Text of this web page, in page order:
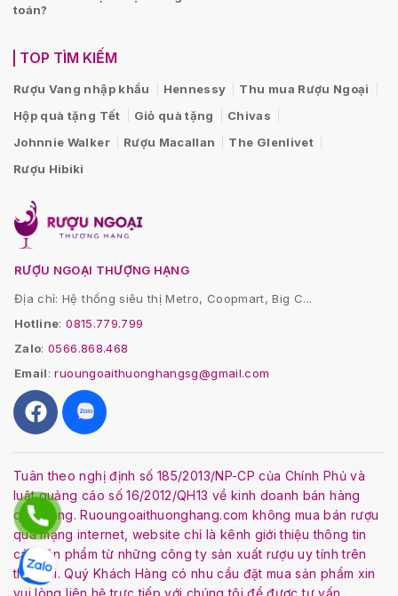
toán?
TOP TÌM KIẾM
Rượu Vang nhập khẩu Hennessy
Thu mua Rượu Ngoại
Hộp quà tặng Tết
Giỏ quà tặng
Chivas
Johnnie Walker
Rượu Macallan
The Glenlivet
Rượu Hibiki
RƯỢU NGOẠI THƯỢNG HẠNG
Địa chỉ: Hệ thống siêu thị Metro, Coopmart, Big C...
Hotline:0815.779.799
Zalo:0566.868.468
Email:ruoungoaithuonghangsg@gmail.com
Tuân theo nghị định số 185/2013/NP-CP của Chính Phủ và
luật quảng cáo số 16/2012/QH13 về kinh doanh bán hàng
qua mạng. Ruoungoaithuonghang.com không mua bán rượu
qua mạng internet, website chỉ là kênh giới thiệu thông tin
các sản phẩm từ những công ty sản xuất rượu uy tính trên
thế giới. Quý Khách Hàng có nhu cầu đặt mua sản phẩm xin
vui lòng liên hệ trực tiếp với chúng tôi để được tư vấn.